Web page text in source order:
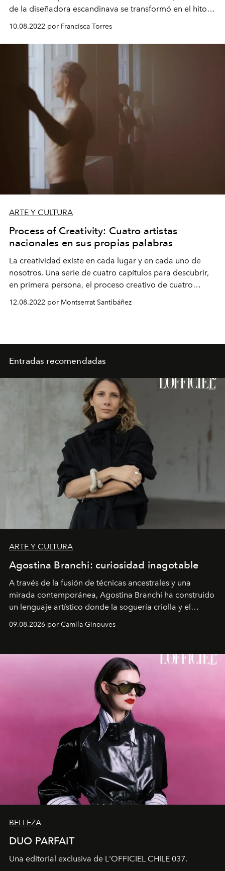
de la diseñadora escandinava se transformó en el hito
10.08.2022 por Francisca Torres
ARTE Y CULTURA
Process of Creativity: Cuatro artistas
nacionales en sus propias palabras
La creatividad existe en cada lugar y en cada uno de
nosotros. Una serie de cuatro capítulos para descubrir,
en primera persona, el proceso creativo de cuatro
12.08.2022 por Montserrat Santibáñez
Entradas recomendadas
ARTE Y CULTURA
Agostina Branchi: curiosidad inagotable
A través de la fusión de técnicas ancestrales y una
mirada contemporánea, Agostina Branchi ha construido
un lenguaje artístico donde la soguería criolla y el
como fluidas. En septiembre la artista presentará una
Montecarmelo.
09.08.2026 por Camila Ginouves
BELLEZA
DUO PARFAIT
Una editorial exclusiva de L'OFFICIEL CHILE 037.